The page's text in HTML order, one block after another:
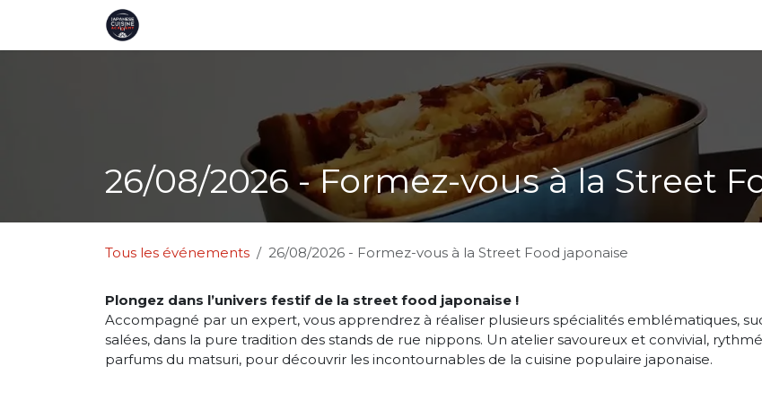
Se rendre au contenu
26/08/2026 - Formez-vous à la Street
Tous les événements 26/08/2026 - Formez-vous à la Street Food japonaise
Plongez dans l’univers festif de la street food japonaise !
Accompagné par un expert, vous apprendrez à réaliser plusieurs spécialités emblématiques,
salées, dans la pure tradition des stands de rue nippons. Un atelier savoureux et convivial,
parfums du matsuri, pour découvrir les incontournables de la cuisine populaire japonaise.